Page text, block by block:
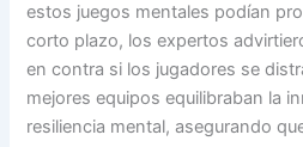
estos juegos mentales podían
corto plazo, los expertos
en contra si los jugadores se
mejores equipos equilibraban la
resiliencia mental, asegurando